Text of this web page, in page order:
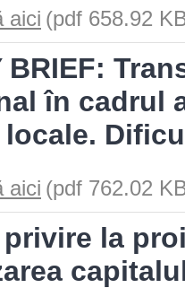
aici (pdf 658.92
BRIEF:
în cadrul
locale.
aici (pdf 762.02
la